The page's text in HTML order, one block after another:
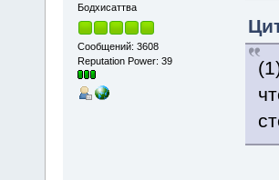
Бодхисаттва
Сообщений: 3608
Reputation Power: 39